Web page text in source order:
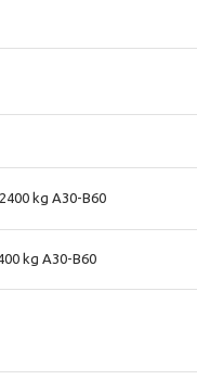
kg A30-B60
kg A30-B60